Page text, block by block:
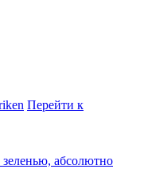
Перейти к
абсолютно